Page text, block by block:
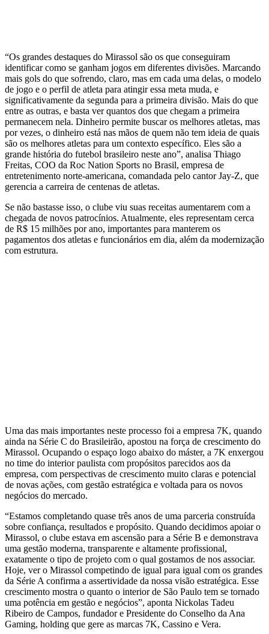
“Os grandes destaques do Mirassol são os que conseguiram
identificar como se ganham jogos em diferentes divisões. Marcando
mais gols do que sofrendo, claro, mas em cada uma delas, o modelo
de jogo e o perfil de atleta para atingir essa meta muda, e
significativamente da segunda para a primeira divisão. Mais do que
entre as outras, e basta ver quantos dos que chegam a primeira
permanecem nela. Dinheiro permite buscar os melhores atletas, mas
por vezes, o dinheiro está nas mãos de quem não tem ideia de quais
são os melhores atletas para um contexto específico. Eles são a
grande história do futebol brasileiro neste ano”, analisa Thiago
Freitas, COO da Roc Nation Sports no Brasil, empresa de
entretenimento norte-americana, comandada pelo cantor Jay-Z, que
gerencia a carreira de centenas de atletas.
Se não bastasse isso, o clube viu suas receitas aumentarem com a
chegada de novos patrocínios. Atualmente, eles representam cerca
de R$ 15 milhões por ano, importantes para manterem os
pagamentos dos atletas e funcionários em dia, além da modernização
com estrutura.
Uma das mais importantes neste processo foi a empresa 7K, quando
ainda na Série C do Brasileirão, apostou na força de crescimento do
Mirassol. Ocupando o espaço logo abaixo do máster, a 7K enxergou
no time do interior paulista com propósitos parecidos aos da
empresa, com perspectivas de crescimento muito claras e potencial
de novas ações, com gestão estratégica e voltada para os novos
negócios do mercado.
“Estamos completando quase três anos de uma parceria construída
sobre confiança, resultados e propósito. Quando decidimos apoiar o
Mirassol, o clube estava em ascensão para a Série B e demonstrava
uma gestão moderna, transparente e altamente profissional,
exatamente o tipo de projeto com o qual gostamos de nos associar.
Hoje, ver o Mirassol competindo de igual para igual com os grandes
da Série A confirma a assertividade da nossa visão estratégica. Esse
crescimento mostra o quanto o interior de São Paulo tem se tornado
uma potência em gestão e negócios”, aponta Nickolas Tadeu
Ribeiro de Campos, fundador e Presidente do Conselho da Ana
Gaming, holding que gere as marcas 7K, Cassino e Vera.